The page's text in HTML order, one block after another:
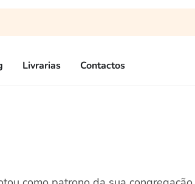
Livrarias Contactos